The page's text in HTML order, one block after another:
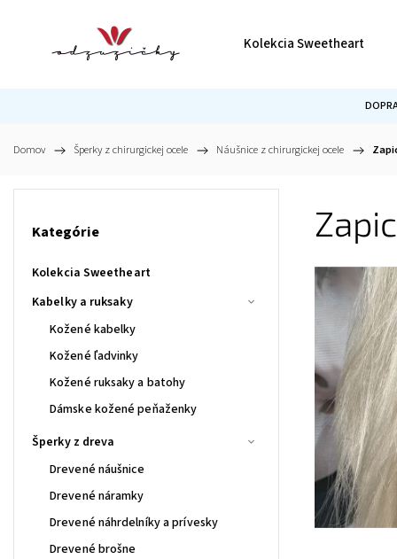
Kolekcia Sweetheart
Domov / Šperky z chirurgickej ocele / Náušnice z chirurgickej ocele /
Kategórie
Kolekcia Sweetheart
Kabelky a ruksaky
Kožené kabelky
Kožené ľadvinky
Kožené ruksaky a batohy
Dámske kožené peňaženky
Šperky z dreva
Drevené náušnice
Drevené náramky
Drevené náhrdelníky a prívesky
Drevené brošne